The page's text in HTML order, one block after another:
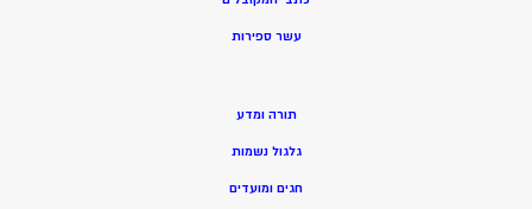
עשר ספירות
תורה ומדע
גלגול נשמות
חגים ומועדים